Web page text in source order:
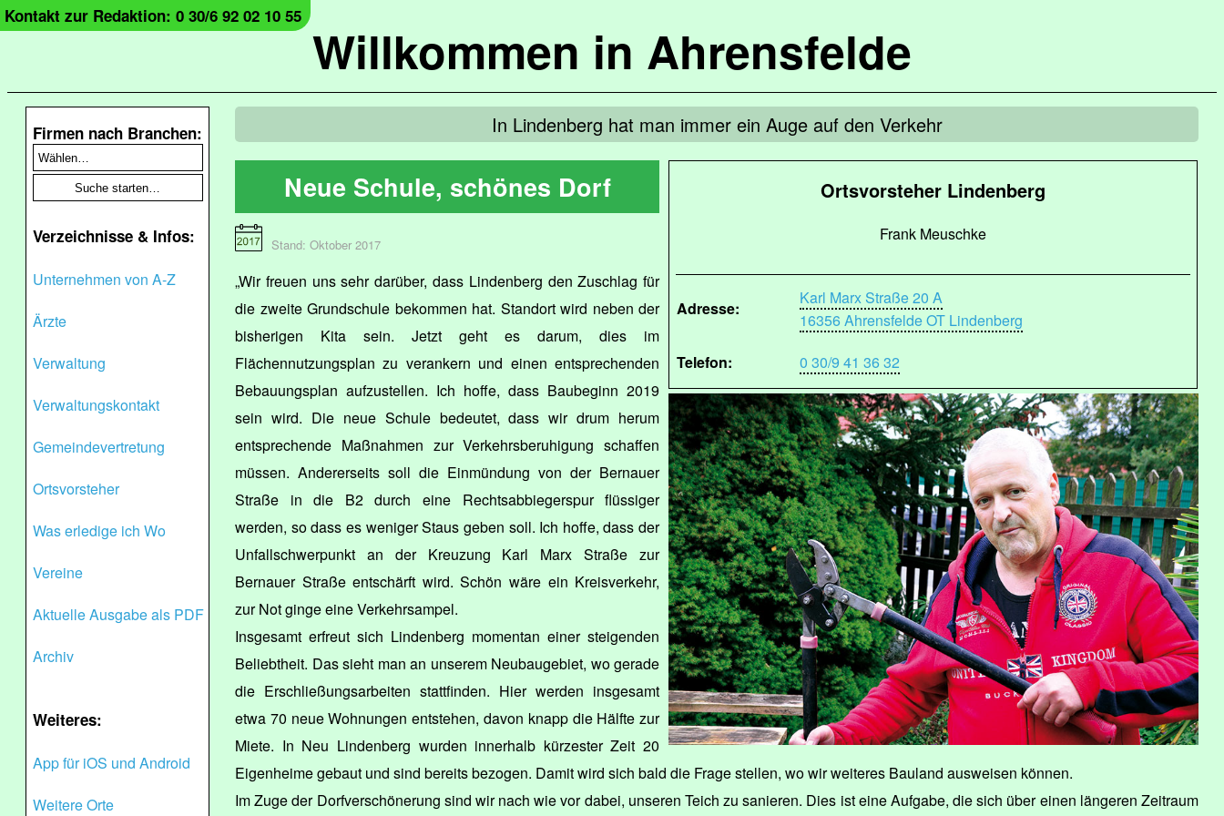
Willkommen in Ahrensfelde
Kontakt zur Redaktion: 0 30/6 92 02 10 55
Firmen nach Branchen:
Verzeichnisse & Infos:
Unternehmen von A-Z
Ärzte
Verwaltung
Verwaltungskontakt
Gemeindevertretung
Ortsvorsteher
Was erledige ich Wo
Vereine
Aktuelle Ausgabe als PDF
Archiv
Weiteres:
App für iOS und Android
Weitere Orte
In Lindenberg hat man immer ein Auge auf den Verkehr
Ortsvorsteher Lindenberg
Frank Meuschke
Adresse:
Karl Marx Straße 20 A
16356 Ahrensfelde OT Lindenberg
Telefon:
0 30/9 41 36 32
Neue Schule, schönes Dorf
Stand: Oktober 2017
„Wir freuen uns sehr darüber, dass Lindenberg den Zuschlag für
die zweite Grundschule bekommen hat. Standort wird neben der
bisherigen Kita sein. Jetzt geht es darum, dies im
Flächennutzungsplan zu verankern und einen entsprechenden
Bebauungsplan aufzustellen. Ich hoffe, dass Baubeginn 2019
sein wird. Die neue Schule bedeutet, dass wir drum herum
entsprechende Maßnahmen zur Verkehrsberuhigung schaffen
müssen. Andererseits soll die Einmündung von der Bernauer
Straße in die B2 durch eine Rechtsabbiegerspur flüssiger
werden, so dass es weniger Staus geben soll. Ich hoffe, dass der
Unfallschwerpunkt an der Kreuzung Karl Marx Straße zur
Bernauer Straße entschärft wird. Schön wäre ein Kreisverkehr,
zur Not ginge eine Verkehrsampel.
Insgesamt erfreut sich Lindenberg momentan einer steigenden
Beliebtheit. Das sieht man an unserem Neubaugebiet, wo gerade
die Erschließungsarbeiten stattfinden. Hier werden insgesamt
etwa 70 neue Wohnungen entstehen, davon knapp die Hälfte zur
Miete. In Neu Lindenberg wurden innerhalb kürzester Zeit 20
Eigenheime gebaut und sind bereits bezogen. Damit wird sich bald die Frage stellen, wo wir weiteres Bauland ausweisen können.
Im Zuge der Dorfverschönerung sind wir nach wie vor dabei, unseren Teich zu sanieren. Dies ist eine Aufgabe, die sich über einen längeren Zeitraum